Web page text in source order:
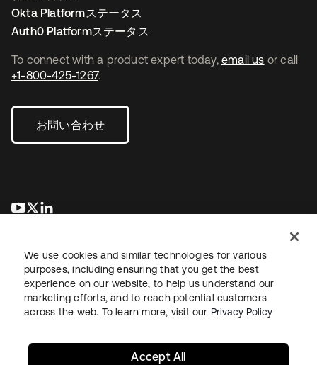
To connect with a product expert today, email us or call
+1-800-425-1267.
お問い合わせ
新しいタブで開く
新しいタブで開く
Okta Platformステータス
Auth0 Platformステータス
法務プライバシーポリシーサイト利用規約セキュリティ
We use cookies and similar technologies for various
purposes, including ensuring that you get the best
experience on our website, to help us understand our
marketing efforts, and to reach potential customers
across the web. To learn more, visit our Privacy Policy
Accept All